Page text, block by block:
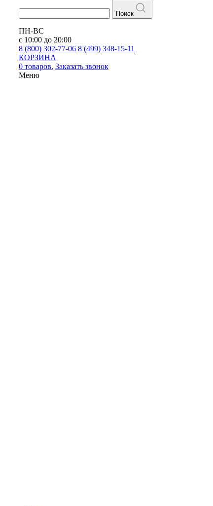
Поиск
ПН-ВС
с 10:00 до 20:00
8 (800) 302-77-06 8 (499) 348-15-11
КОРЗИНА
0 товаров. Заказать звонок
Меню